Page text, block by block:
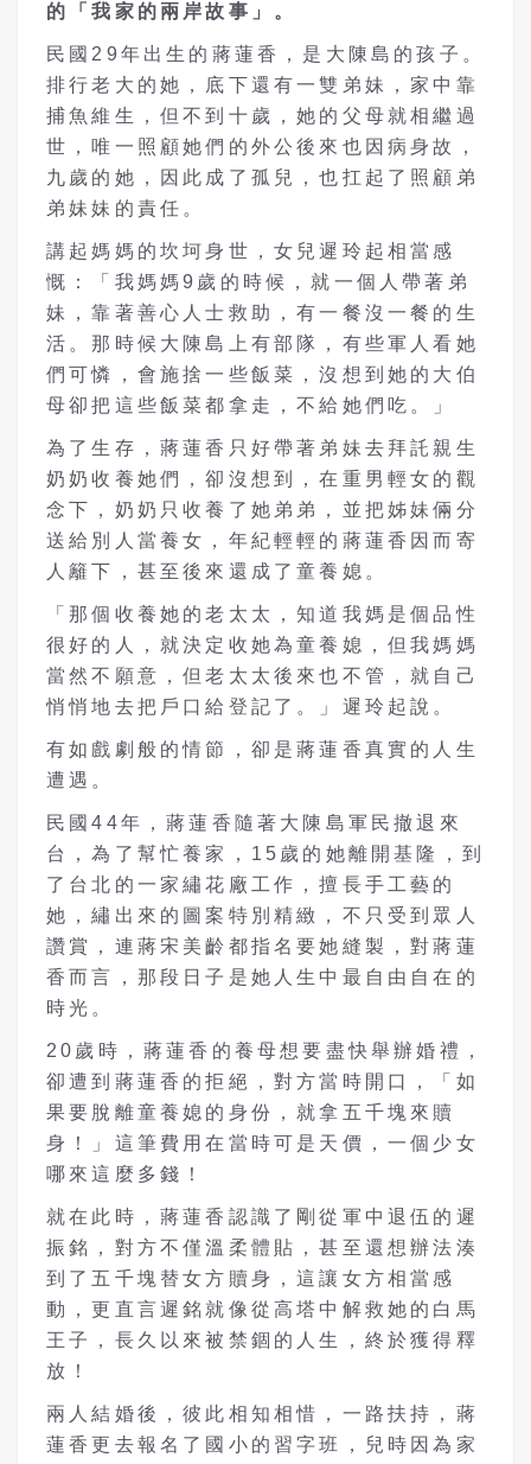
的「我家的兩岸故事」。
民國29年出生的蔣蓮香，是大陳島的孩子。
排行老大的她，底下還有一雙弟妹，家中靠
捕魚維生，但不到十歲，她的父母就相繼過
世，唯一照顧她們的外公後來也因病身故，
九歲的她，因此成了孤兒，也扛起了照顧弟
弟妹妹的責任。
講起媽媽的坎坷身世，女兒遲玲起相當感
慨：「我媽媽9歲的時候，就一個人帶著弟
妹，靠著善心人士救助，有一餐沒一餐的生
活。那時候大陳島上有部隊，有些軍人看她
們可憐，會施捨一些飯菜，沒想到她的大伯
母卻把這些飯菜都拿走，不給她們吃。」
為了生存，蔣蓮香只好帶著弟妹去拜託親生
奶奶收養她們，卻沒想到，在重男輕女的觀
念下，奶奶只收養了她弟弟，並把姊妹倆分
送給別人當養女，年紀輕輕的蔣蓮香因而寄
人籬下，甚至後來還成了童養媳。
「那個收養她的老太太，知道我媽是個品性
很好的人，就決定收她為童養媳，但我媽媽
當然不願意，但老太太後來也不管，就自己
悄悄地去把戶口給登記了。」遲玲起說。
有如戲劇般的情節，卻是蔣蓮香真實的人生
遭遇。
民國44年，蔣蓮香隨著大陳島軍民撤退來
台，為了幫忙養家，15歲的她離開基隆，到
了台北的一家繡花廠工作，擅長手工藝的
她，繡出來的圖案特別精緻，不只受到眾人
讚賞，連蔣宋美齡都指名要她縫製，對蔣蓮
香而言，那段日子是她人生中最自由自在的
時光。
20歲時，蔣蓮香的養母想要盡快舉辦婚禮，
卻遭到蔣蓮香的拒絕，對方當時開口，「如
果要脫離童養媳的身份，就拿五千塊來贖
身！」這筆費用在當時可是天價，一個少女
哪來這麼多錢！
就在此時，蔣蓮香認識了剛從軍中退伍的遲
振銘，對方不僅溫柔體貼，甚至還想辦法湊
到了五千塊替女方贖身，這讓女方相當感
動，更直言遲銘就像從高塔中解救她的白馬
王子，長久以來被禁錮的人生，終於獲得釋
放！
兩人結婚後，彼此相知相惜，一路扶持，蔣
蓮香更去報名了國小的習字班，兒時因為家